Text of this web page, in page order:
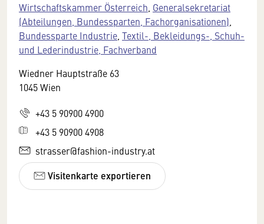
Wirtschaftskammer Österreich Generalsekretariat
(Abteilungen, Bundessparten, Fachorganisationen)
Bundessparte Industrie Textil-, Bekleidungs-, Schuh-
und Lederindustrie, Fachverband
Wiedner Hauptstraße 63
1045 Wien
+43 5 90900 4900
+43 5 90900 4908
strasser@fashion-industry.at
Visitenkarte exportieren